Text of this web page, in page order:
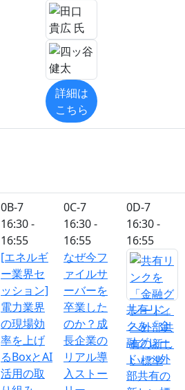
詳細は
こちら
0B-7
16:30 -
16:55
[エネルギ
ー業界セ
ッション]
電力業界
の現場効
率を上げ
るBoxとAI
活用の取
0C-7
16:30 -
16:55
なぜ今フ
ァイルサ
ーバーを
卒業した
のか？成
長企業の
リアル導
入ストー
0D-7
16:30 -
16:55
共有リン
クを「金
融グレー
ド」へ外
部共有の